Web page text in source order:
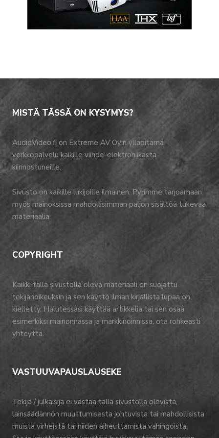
MISTÄ TÄSSÄ ON KYSYMYS?
AudioVideo.fi on Extreme AV Oy:n ylläpitämä
verkkopalvelu kaikille viihde-elektroniikasta
kiinnostuneille.
Sivusto on kaikille lukijoille ilmainen. Pyrimme tarjoamaan
myös mainoksissa mahdollisimman paljon sisältöä tukevaa
materiaalia.
COPYRIGHT
Kaikki tällä sivustolla oleva materiaali on suojattu
tekijänoikeuksin ja sen käyttö ilman kirjallista lupaa on
kielletty. Halutessasi käyttää artikkelia tai sen osaa
esimerkiksi mainonnassa ja markkinoinnissa, ota rohkeasti
yhteyttä.
VASTUUVAPAUSLAUSEKE
Tekijä / julkaisija ei vastaa tällä sivustolla olevista,
lainsäädännön muuttumisesta johtuvista tai mahdollisista
muista virheistä tai niiden aiheuttamista vahingoista.